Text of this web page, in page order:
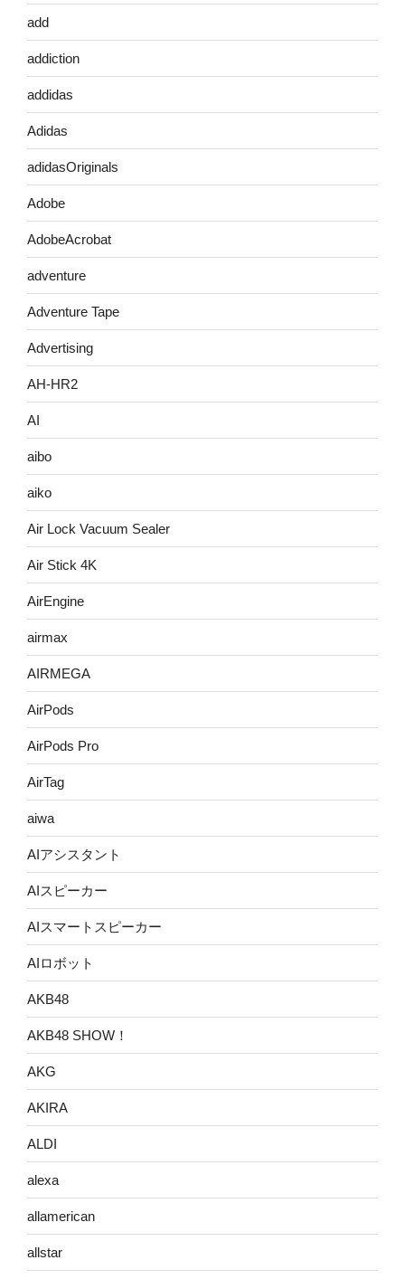
add
addiction
addidas
Adidas
adidasOriginals
Adobe
AdobeAcrobat
adventure
Adventure Tape
Advertising
AH-HR2
AI
aibo
aiko
Air Lock Vacuum Sealer
Air Stick 4K
AirEngine
airmax
AIRMEGA
AirPods
AirPods Pro
AirTag
aiwa
AIアシスタント
AIスピーカー
AIスマートスピーカー
AIロボット
AKB48
AKB48 SHOW！
AKG
AKIRA
ALDI
alexa
allamerican
allstar